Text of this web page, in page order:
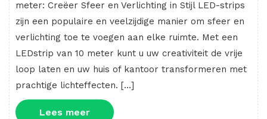
meter: Creëer Sfeer en Verlichting in Stijl LED-strips
zijn een populaire en veelzijdige manier om sfeer en
verlichting toe te voegen aan elke ruimte. Met een
LEDstrip van 10 meter kunt u uw creativiteit de vrije
loop laten en uw huis of kantoor transformeren met
prachtige lichteffecten. […]
Lees meerLees